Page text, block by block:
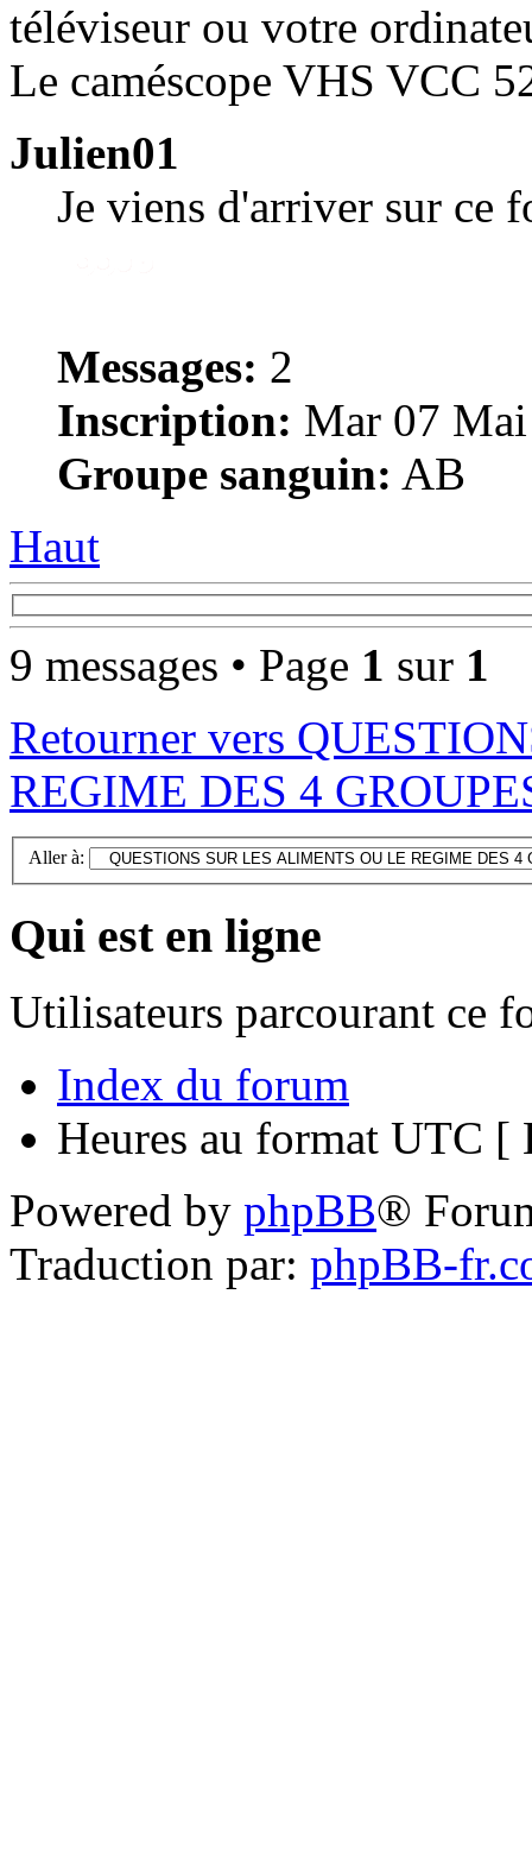
téléviseur ou votre
Le caméscope VHS VCC
Julien01
Je viens d'arriver sur ce
Messages: 2
Inscription: Mar 07
Groupe sanguin: AB
Haut
9 messages • Page 1 sur 1
Retourner vers
REGIME DES 4
Aller à:
Qui est en ligne
Utilisateurs parcourant ce
Index du forum
Heures au format UTC [
Powered by phpBB®
Traduction par: phpBB-